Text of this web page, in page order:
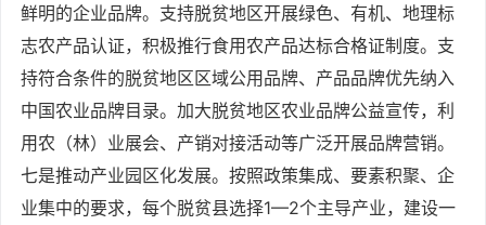
鲜明的企业品牌。支持脱贫地区开展绿色、有机、地理标
志农产品认证，积极推行食用农产品达标合格证制度。支
持符合条件的脱贫地区区域公用品牌、产品品牌优先纳入
中国农业品牌目录。加大脱贫地区农业品牌公益宣传，利
用农（林）业展会、产销对接活动等广泛开展品牌营销。
七是推动产业园区化发展。按照政策集成、要素积聚、企
业集中的要求，每个脱贫县选择1—2个主导产业，建设一